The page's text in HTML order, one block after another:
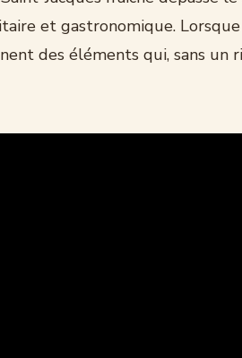
et gastronomique.
des éléments qui, sans un